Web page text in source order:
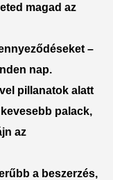
magad az
–
nap.
pillanatok alatt
palack,
az
a beszerzés,